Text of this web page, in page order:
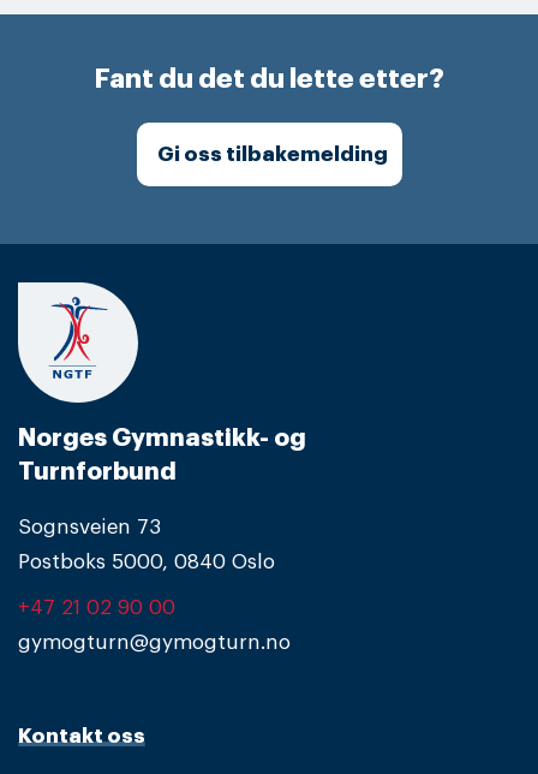
Fant du det du lette etter?
Gi oss tilbakemelding
Norges Gymnastikk- og
Turnforbund
Sognsveien 73
Postboks 5000, 0840 Oslo
+47 21 02 90 00
gymogturn@gymogturn.no
Kontakt oss